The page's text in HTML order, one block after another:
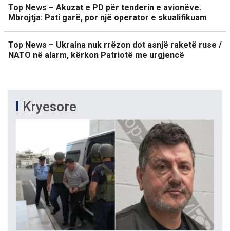
Top News – Akuzat e PD për tenderin e avionëve.
Mbrojtja: Pati garë, por një operator e skualifikuam
Top News – Ukraina nuk rrëzon dot asnjë raketë ruse /
NATO në alarm, kërkon Patriotë me urgjencë
Kryesore